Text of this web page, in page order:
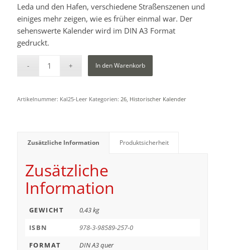
Leda und den Hafen, verschiedene Straßenszenen und
einiges mehr zeigen, wie es früher einmal war. Der
sehenswerte Kalender wird im DIN A3 Format
gedruckt.
In den Warenkorb
Artikelnummer: Kal25-Leer Kategorien: 26, Historischer Kalender
Zusätzliche Information Produktsicherheit
Zusätzliche
Information
GEWICHT
0,43 kg
ISBN
978-3-98589-257-0
FORMAT
DIN A3 quer